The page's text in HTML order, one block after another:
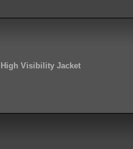
High Visibility Jacket